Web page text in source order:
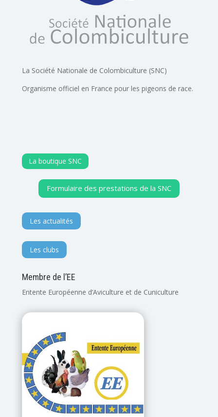
La Société Nationale de Colombiculture (SNC)
Organisme officiel en France pour les pigeons de race.
La boutique SNC
Formulaire des prestations de la SNC
Les actualités
Les clubs
Membre de l’EE
Entente Européenne d’Aviculture et de Cuniculture